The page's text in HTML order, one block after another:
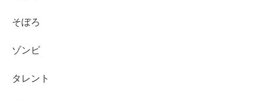
そぼろ
ゾンビ
タレント